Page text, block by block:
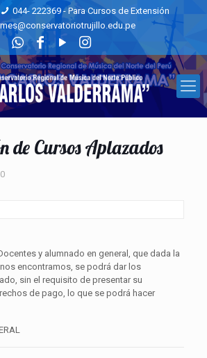
044- 222369 - Para Cursos de Extensión
de Cursos Aplazados
y alumnado en general, que dada la
encontramos, se podrá dar los
sin el requisito de presentar su
de pago, lo que se podrá hacer